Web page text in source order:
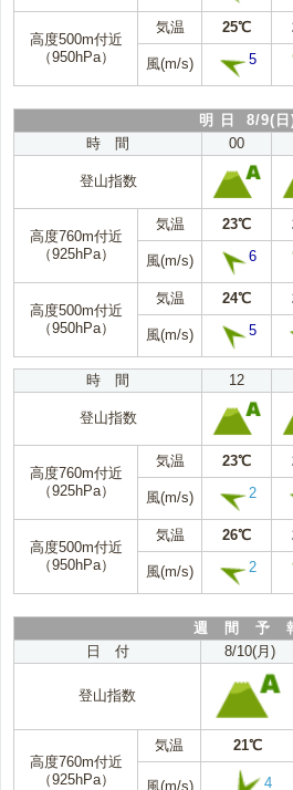
高度500m付近
（950hPa）
気温 25℃
風(m/s) 5
明 日 8/9(日
時 間
00
登山指数
高度760m付近
（925hPa）
気温 23℃
風(m/s) 6
高度500m付近
（950hPa）
気温 24℃
風(m/s) 5
時 間 12
登山指数
高度760m付近
（925hPa）
気温 23℃
風(m/s) 2
高度500m付近
（950hPa）
気温 26℃
風(m/s) 2
週 間 予
日 付
8/10(月)
登山指数
高度760m付近
（925hPa）
気温 21℃
風(m/s) 4